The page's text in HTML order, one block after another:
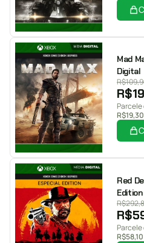
Mad
Digital
R$
R$
Parcele
R$19,30
Red
R$
R$
Parcele
R$58,10